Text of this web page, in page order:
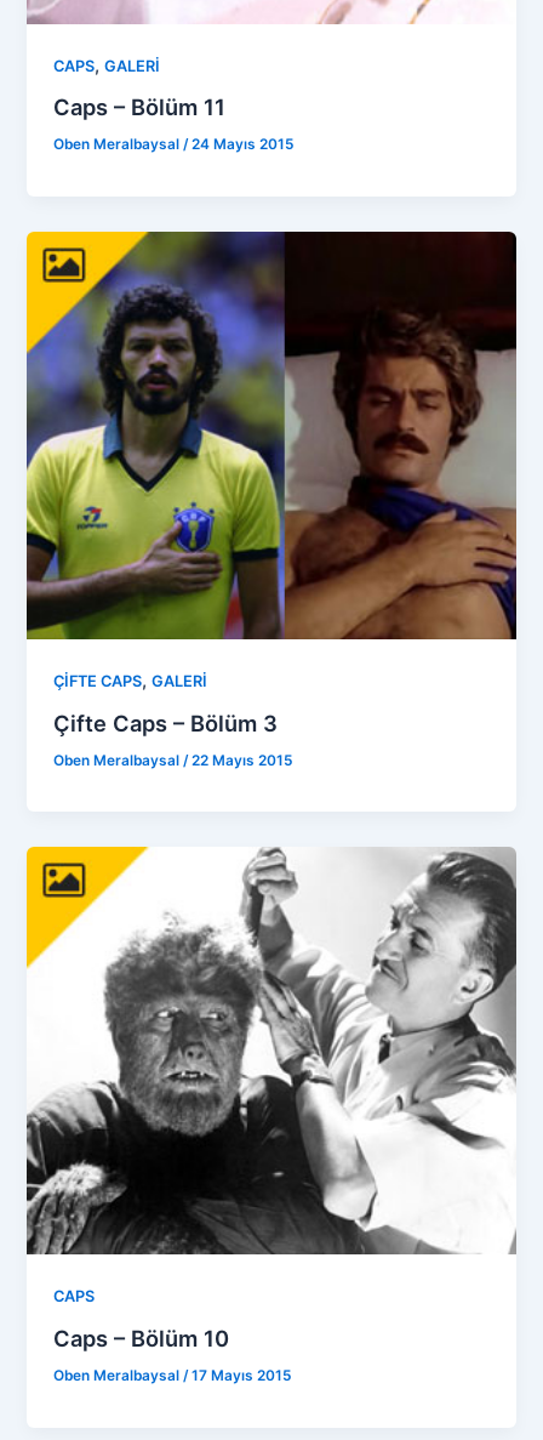
CAPS,GALERİ
Caps – Bölüm 11
Oben Meralbaysal/24 Mayıs 2015
ÇİFTE CAPS,GALERİ
Çifte Caps – Bölüm 3
Oben Meralbaysal /22 Mayıs 2015
CAPS
Caps – Bölüm 10
Oben Meralbaysal /17 Mayıs 2015